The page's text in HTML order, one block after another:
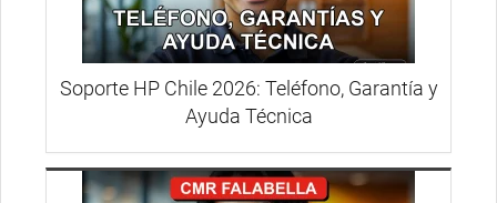
Soporte HP Chile 2026: Teléfono, Garantía y
Ayuda Técnica